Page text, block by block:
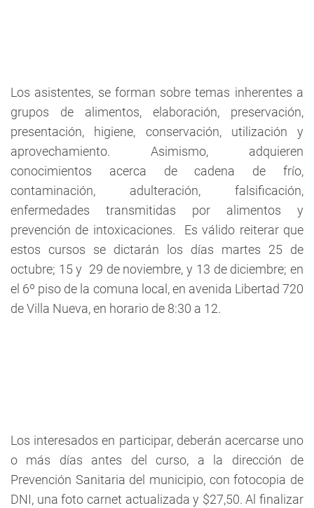
Los asistentes, se forman sobre temas inherentes a
grupos de alimentos, elaboración, preservación,
presentación, higiene, conservación, utilización y
aprovechamiento. Asimismo, adquieren
conocimientos acerca de cadena de frío,
contaminación, adulteración, falsificación,
enfermedades transmitidas por alimentos y
prevención de intoxicaciones. Es válido reiterar que
estos cursos se dictarán los días martes 25 de
octubre; 15 y 29 de noviembre, y 13 de diciembre; en
el 6º piso de la comuna local, en avenida Libertad 720
de Villa Nueva, en horario de 8:30 a 12.
Los interesados en participar, deberán acercarse uno
o más días antes del curso, a la dirección de
Prevención Sanitaria del municipio, con fotocopia de
DNI, una foto carnet actualizada y $27,50. Al finalizar